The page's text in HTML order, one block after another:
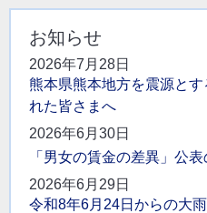
お知らせ
2026年7月28日
熊本県熊本地方を震源と
れた皆さまへ
2026年6月30日
「男女の賃金の差異」公
2026年6月29日
令和8年6月24日からの大